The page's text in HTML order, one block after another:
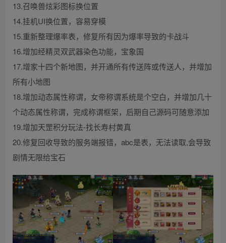
13.召唤兽炫彩图标换位置
14.挂机UI换位置，容易穿模
15.重新整理爆率表，修复所有因为爆率导致的卡战斗
16.增加经精灵双武器染色功能，宝象国
17.增家十四个新地图，并开通所有传送阵或传送人，并增加
所有小地图
18.增加动态属性称谓，女帝称谓系统是个空白，并增加几十
个动态属性称谓，完成称谓框架，后期自己源码可随意添加
19.增加天罡积分玩法-找长寿村黄真
20.修复回收导致的服务端报错，abc是表，无法读取,会导致
剧情无限给宝石